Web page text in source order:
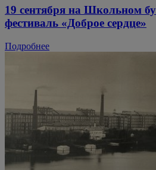
19 сентября на Школьном
фестиваль «Доброе сердце»
Подробнее